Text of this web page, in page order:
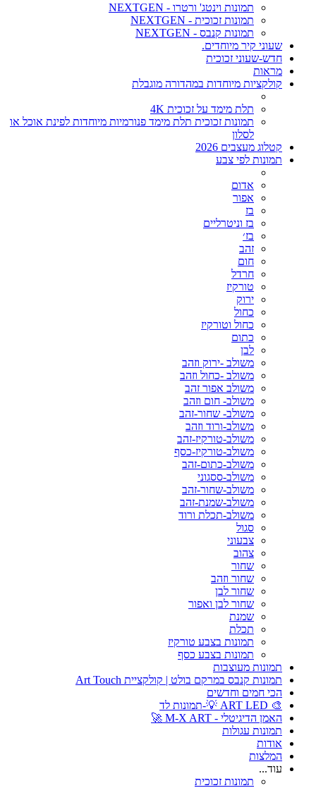
תמונות וינטג' ורטרו - NEXTGEN
תמונות זכוכית - NEXTGEN
תמונות קנבס - NEXTGEN
שעוני קיר מיוחדים.
חדש-שעוני זכוכית
מראות
קולקציות מיוחדות במהדורה מוגבלת
תלת מימד על זכוכית 4K
תמונות זכוכית תלת מימד פנורמיות מיוחדות לפינת אוכל או
לסלון
קטלוג מעצבים 2026
תמונות לפי צבע
אדום
אפור
בז
בז וניטרליים
בז׳
זהב
חום
חרדל
טורקיז
ירוק
כחול
כחול וטורקיז
כתום
לבן
משולב -ירוק וזהב
משולב -כחול וזהב
משולב אפור זהב
משולב- חום וזהב
משולב- שחור-זהב
משולב-ורוד וזהב
משולב-טורקיז-זהב
משולב-טורקיז-כסף
משולב-כתום-זהב
משולב-ססגוני
משולב-שחור-זהב
משולב-שמנת-זהב
משולב-תכלת ורוד
סגול
צבעוני
צהוב
שחור
שחור וזהב
שחור לבן
שחור לבן ואפור
שמנת
תכלת
תמונות בצבע טורקיז
תמונות בצבע כסף
תמונות מעוצבות
תמונות קנבס במרקם בולט | קולקציית Art Touch
הכי חמים וחדשים
🎨 ART LED 💡-תמונות לד
האמן הדיגיטלי - M-X ART 🚀
תמונות עגולות
אודות
המלצות
עוד...
תמונות זכוכית